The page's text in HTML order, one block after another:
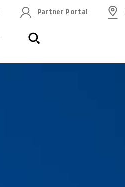
Partner Portal